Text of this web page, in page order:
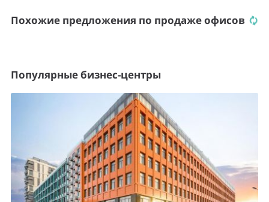
Похожие предложения по продаже офисов
Популярные бизнес-центры